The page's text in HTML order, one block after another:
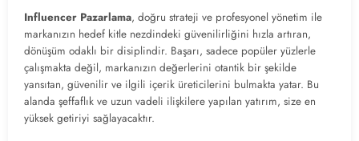
Influencer Pazarlama, doğru strateji ve profesyonel yönetim ile
markanızın hedef kitle nezdindeki güvenilirliğini hızla artıran,
dönüşüm odaklı bir disiplindir. Başarı, sadece popüler yüzlerle
çalışmakta değil, markanızın değerlerini otantik bir şekilde
yansıtan, güvenilir ve ilgili içerik üreticilerini bulmakta yatar. Bu
alanda şeffaflık ve uzun vadeli ilişkilere yapılan yatırım, size en
yüksek getiriyi sağlayacaktır.